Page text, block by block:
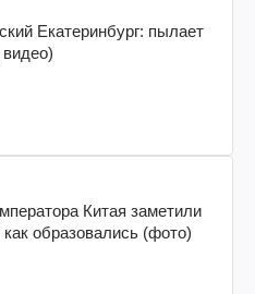
Екатеринбург: пылает
Китая заметили
образовались (фото)